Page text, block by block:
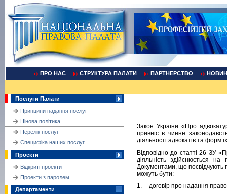
ПРО НАС СТРУКТУРА ПАЛАТИ ПАРТНЕРСТВО
Послуги Палати
Принципи надання послуг
Цінова політика
Перелік послуг
Cпецифіка наших послуг
Проекти
Відкриті проекти
Проекти з паролем
Департаменти
Закон України «Про
привніс в чинне
діяльності адвокатів та форм
Відповідно до статті 26 ЗУ
діяльність здійснюється
Документами, що посвідчують
можуть бути:
1.
договір про надання